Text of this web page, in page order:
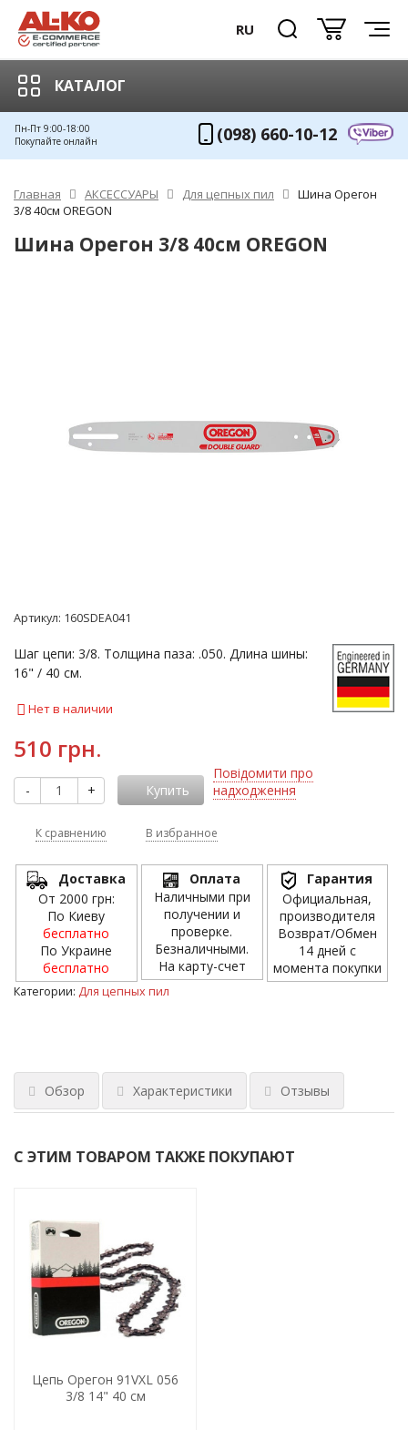
RU
КАТАЛОГ
Пн-Пт 9:00-18:00
Покупайте онлайн
(098) 660-10-12
Главная АКСЕССУАРЫ Для цепных пил
Шина Орегон
3/8 40см OREGON
Шина Орегон 3/8 40см OREGON
Артикул: 160SDEA041
Шаг цепи: 3/8. Толщина паза: .050. Длина шины:
16" / 40 см.
Нет в наличии
510 грн.
- + Купить
Повідомити про
надходження
К сравнению В избранное
Доставка
От 2000 грн:
По Киеву
бесплатно
По Украине
бесплатно
Оплата
Наличными при
получении и
проверке.
Безналичными.
На карту-счет
Гарантия
Официальная,
производителя
Возврат/Обмен
14 дней с
момента покупки
Категории: Для цепных пил
Обзор Характеристики Отзывы
С ЭТИМ ТОВАРОМ ТАКЖЕ ПОКУПАЮТ
Цепь Орегон 91VXL 056
3/8 14" 40 см